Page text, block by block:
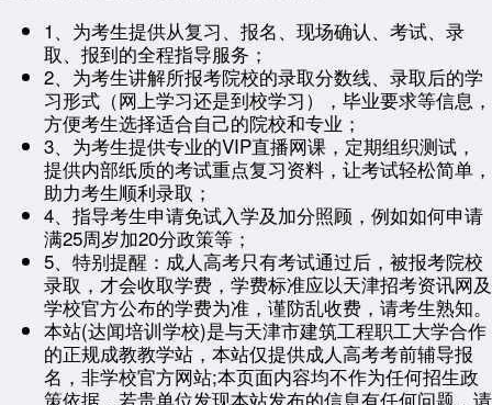
1、为考生提供从复习、报名、现场确认、考试、录
取、报到的全程指导服务；
2、为考生讲解所报考院校的录取分数线、录取后的学
习形式（网上学习还是到校学习），毕业要求等信息，
方便考生选择适合自己的院校和专业；
3、为考生提供专业的VIP直播网课，定期组织测试，
提供内部纸质的考试重点复习资料，让考试轻松简单，
助力考生顺利录取；
4、指导考生申请免试入学及加分照顾，例如如何申请
满25周岁加20分政策等；
5、特别提醒：成人高考只有考试通过后，被报考院校
录取，才会收取学费，学费标准应以天津招考资讯网及
学校官方公布的学费为准，谨防乱收费，请考生熟知。
本站(达闻培训学校)是与天津市建筑工程职工大学合作
的正规成教教学站，本站仅提供成人高考考前辅导报
名，非学校官方网站;本页面内容均不作为任何招生政
策依据，若贵单位发现本站发布的信息有任何问题，请